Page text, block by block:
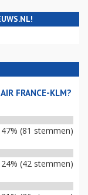
FRANCE-KLM?
47% (81 stemmen)
24% (42 stemmen)